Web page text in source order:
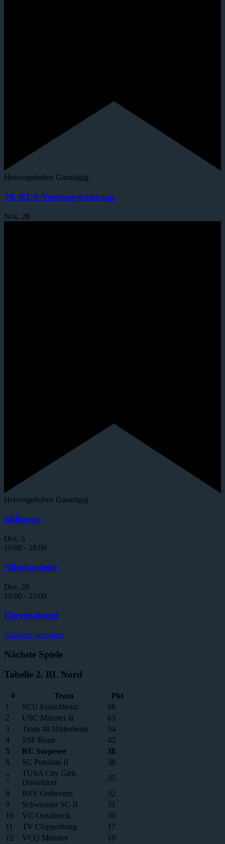
Hervorgehoben Ganztägig
70. RCS-Vereinsgeburtstag
Nov. 28
Hervorgehoben Ganztägig
Skibasar
Dez. 5
16:00 - 18:00
Nikolausfeier
Dez. 28
19:00 - 23:00
Herrenabend
Kalender anzeigen
Nächste Spiele
Tabelle 2. BL Nord
# Team
Pkt
1
SCU Emlichheim
68
2
USC Münster II
63
3
Team 48 Hildesheim
54
4
SSF Bonn
42
5
RC Sorpesee
38
6
SC Potsdam II
38
7
TUSA City Girls
Düsseldorf
35
8
BSV Ostbevern
32
9
Schweriner SC II
31
10
VC Osnabrück
30
11
TV Cloppenburg
17
12
VCO Münster
10